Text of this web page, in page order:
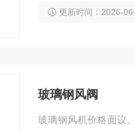
出现老化。另外，它
更新时间：2026-
玻璃钢风阀
玻璃钢风机价格面议